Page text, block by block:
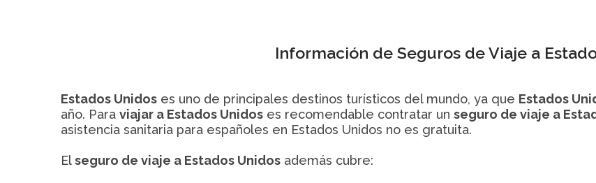
Información de Seguros de Viaje a
Estados Unidos es uno de principales destinos turísticos del mundo, ya que Estados
año. Para viajar a Estados Unidos es recomendable contratar un seguro de viaje a
asistencia sanitaria para españoles en Estados Unidos no es gratuita.
Elseguro de viaje a Estados Unidos además cubre: